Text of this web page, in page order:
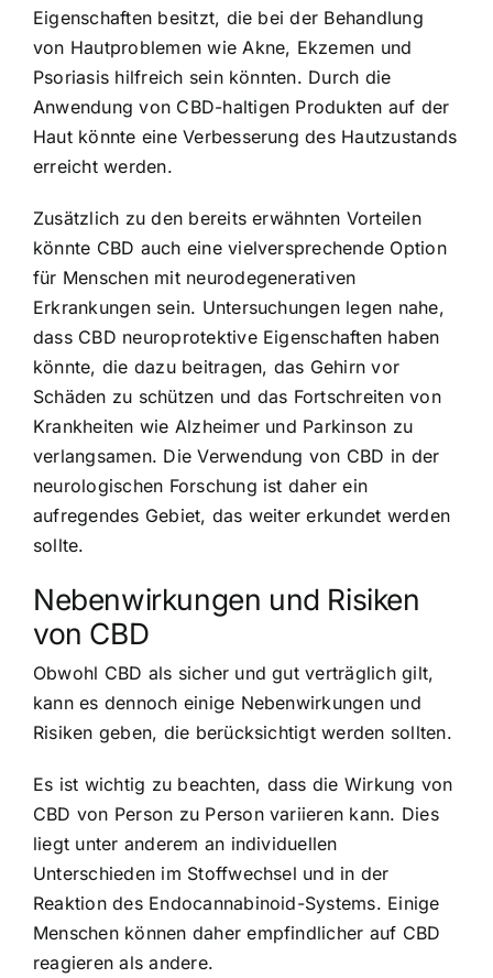
Eigenschaften besitzt, die bei der Behandlung
von Hautproblemen wie Akne, Ekzemen und
Psoriasis hilfreich sein könnten. Durch die
Anwendung von CBD-haltigen Produkten auf der
Haut könnte eine Verbesserung des Hautzustands
erreicht werden.
Zusätzlich zu den bereits erwähnten Vorteilen
könnte CBD auch eine vielversprechende Option
für Menschen mit neurodegenerativen
Erkrankungen sein. Untersuchungen legen nahe,
dass CBD neuroprotektive Eigenschaften haben
könnte, die dazu beitragen, das Gehirn vor
Schäden zu schützen und das Fortschreiten von
Krankheiten wie Alzheimer und Parkinson zu
verlangsamen. Die Verwendung von CBD in der
neurologischen Forschung ist daher ein
aufregendes Gebiet, das weiter erkundet werden
sollte.
Nebenwirkungen und Risiken
von CBD
Obwohl CBD als sicher und gut verträglich gilt,
kann es dennoch einige Nebenwirkungen und
Risiken geben, die berücksichtigt werden sollten.
Es ist wichtig zu beachten, dass die Wirkung von
CBD von Person zu Person variieren kann. Dies
liegt unter anderem an individuellen
Unterschieden im Stoffwechsel und in der
Reaktion des Endocannabinoid-Systems. Einige
Menschen können daher empfindlicher auf CBD
reagieren als andere.